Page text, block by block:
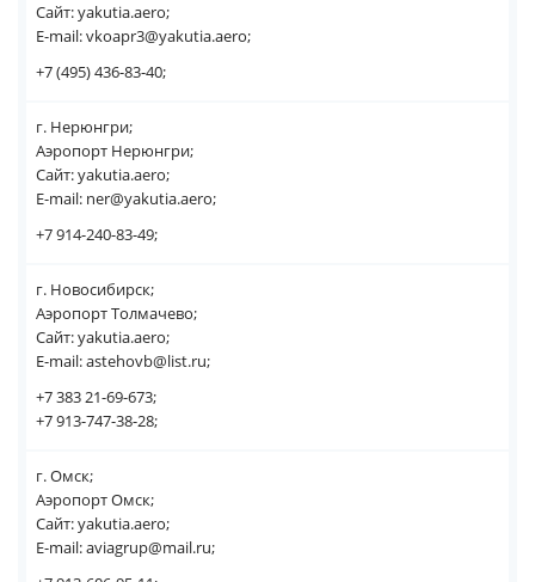
Сайт: yakutia.aero;
E-mail: vkoapr3@yakutia.aero;
+7 (495) 436-83-40;
г. Нерюнгри;
Аэропорт Нерюнгри;
Сайт: yakutia.aero;
E-mail: ner@yakutia.aero;
+7 914-240-83-49;
г. Новосибирск;
Аэропорт Толмачево;
Сайт: yakutia.aero;
E-mail: astehovb@list.ru;
+7 383 21-69-673;
+7 913-747-38-28;
г. Омск;
Аэропорт Омск;
Сайт: yakutia.aero;
E-mail: aviagrup@mail.ru;